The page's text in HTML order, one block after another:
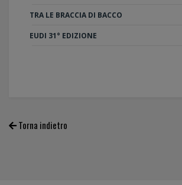
TRA LE BRACCIA DI BACCO
EUDI 31° EDIZIONE
Torna indietro